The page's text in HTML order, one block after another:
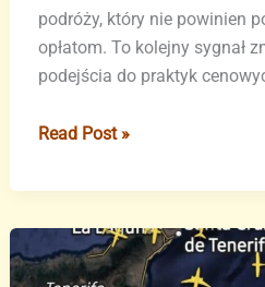
podróży, który nie powinien
opłatom. To kolejny sygnał
podejścia do praktyk
Przełomowy
dla
Ryanaira
w
Read Post »